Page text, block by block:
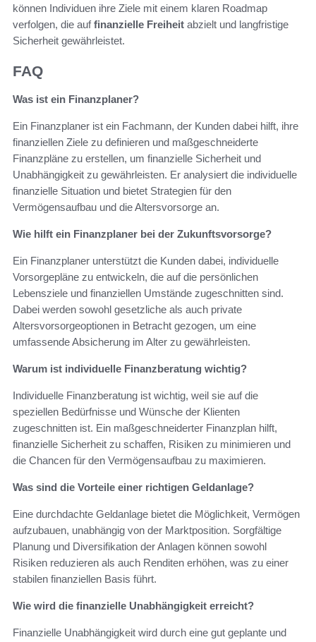
können Individuen ihre Ziele mit einem klaren Roadmap
verfolgen, die auffinanzielle Freiheit abzielt und langfristige
Sicherheit gewährleistet.
FAQ
Was ist ein Finanzplaner?
Ein Finanzplaner ist ein Fachmann, der Kunden dabei hilft, ihre
finanziellen Ziele zu definieren und maßgeschneiderte
Finanzpläne zu erstellen, um finanzielle Sicherheit und
Unabhängigkeit zu gewährleisten. Er analysiert die individuelle
finanzielle Situation und bietet Strategien für den
Vermögensaufbau und die Altersvorsorge an.
Wie hilft ein Finanzplaner bei der Zukunftsvorsorge?
Ein Finanzplaner unterstützt die Kunden dabei, individuelle
Vorsorgepläne zu entwickeln, die auf die persönlichen
Lebensziele und finanziellen Umstände zugeschnitten sind.
Dabei werden sowohl gesetzliche als auch private
Altersvorsorgeoptionen in Betracht gezogen, um eine
umfassende Absicherung im Alter zu gewährleisten.
Warum ist individuelle Finanzberatung wichtig?
Individuelle Finanzberatung ist wichtig, weil sie auf die
speziellen Bedürfnisse und Wünsche der Klienten
zugeschnitten ist. Ein maßgeschneiderter Finanzplan hilft,
finanzielle Sicherheit zu schaffen, Risiken zu minimieren und
die Chancen für den Vermögensaufbau zu maximieren.
Was sind die Vorteile einer richtigen Geldanlage?
Eine durchdachte Geldanlage bietet die Möglichkeit, Vermögen
aufzubauen, unabhängig von der Marktposition. Sorgfältige
Planung und Diversifikation der Anlagen können sowohl
Risiken reduzieren als auch Renditen erhöhen, was zu einer
stabilen finanziellen Basis führt.
Wie wird die finanzielle Unabhängigkeit erreicht?
Finanzielle Unabhängigkeit wird durch eine gut geplante und